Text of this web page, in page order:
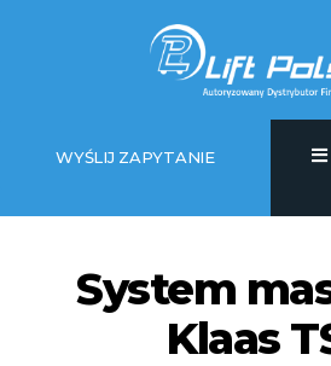
WYŚLIJ ZAPYTANIE
System
Klaas